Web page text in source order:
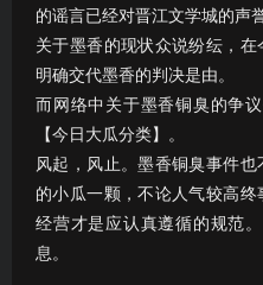
的谣言已经对晋江文学城的声
关于墨香的现状众说纷纭，
明确交代墨香的判决是由。
而网络中关于墨香铜臭的争
【今日大瓜分类】。
风起，风止。墨香铜臭事件
的小瓜一颗，不论人气较高
经营才是应认真遵循的规范
息。